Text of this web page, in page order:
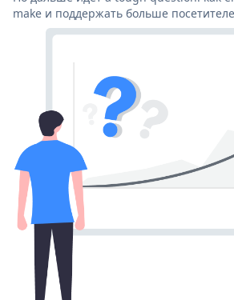
make и поддержать больше